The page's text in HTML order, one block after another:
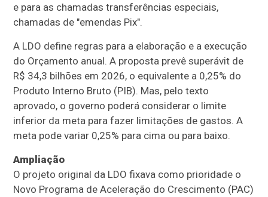
e para as chamadas transferências especiais,
chamadas de "emendas Pix".
A LDO define regras para a elaboração e a execução
do Orçamento anual. A proposta prevê superávit de
R$ 34,3 bilhões em 2026, o equivalente a 0,25% do
Produto Interno Bruto (PIB). Mas, pelo texto
aprovado, o governo poderá considerar o limite
inferior da meta para fazer limitações de gastos. A
meta pode variar 0,25% para cima ou para baixo.
Ampliação
O projeto original da LDO fixava como prioridade o
Novo Programa de Aceleração do Crescimento (PAC)